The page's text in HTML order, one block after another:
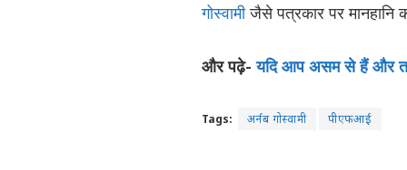
गोस्वामीजैसे पत्रकार पर मानहानि
और पढ़े-यदि आप असम से हैं और
Tags: अर्नब गोस्वामी पीएफआई